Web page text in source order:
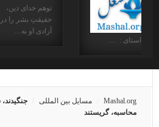
توهم خدای دین،
حقیقتِ بشر را در
آزادی او به…
در راستای : …
Mashal.org مسایل بین المللی
محاسبه، گریستند